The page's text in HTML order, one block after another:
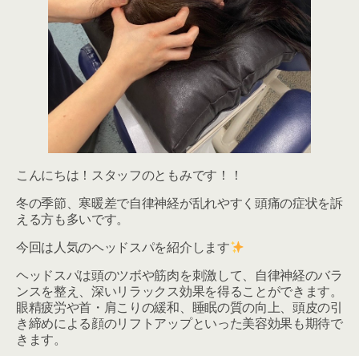
こんにちは！スタッフのともみです！！
冬の季節、寒暖差で自律神経が乱れやすく頭痛の症状を訴
える方も多いです。
今回は人気のヘッドスパを紹介します
ヘッドスパは頭のツボや筋肉を刺激して、自律神経のバラ
ンスを整え、深いリラックス効果を得ることができます。
眼精疲労や首・肩こりの緩和、睡眠の質の向上、頭皮の引
き締めによる顔のリフトアップといった美容効果も期待で
きます。